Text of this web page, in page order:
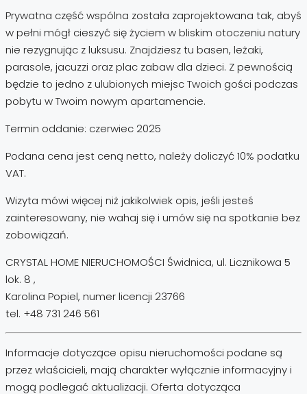
Prywatna część wspólna została zaprojektowana tak, abyś
w pełni mógł cieszyć się życiem w bliskim otoczeniu natury
nie rezygnując z luksusu. Znajdziesz tu basen, leżaki,
parasole, jacuzzi oraz plac zabaw dla dzieci. Z pewnością
będzie to jedno z ulubionych miejsc Twoich gości podczas
pobytu w Twoim nowym apartamencie.
Termin oddanie: czerwiec 2025
Podana cena jest ceną netto, należy doliczyć 10% podatku
VAT.
Wizyta mówi więcej niż jakikolwiek opis, jeśli jesteś
zainteresowany, nie wahaj się i umów się na spotkanie bez
zobowiązań.
CRYSTAL HOME NIERUCHOMOŚCI Świdnica, ul. Licznikowa 5
lok. 8 ,
Karolina Popiel, numer licencji 23766
tel. +48 731 246 561
Informacje dotyczące opisu nieruchomości podane są
przez właścicieli, mają charakter wyłącznie informacyjny i
mogą podlegać aktualizacji. Oferta dotycząca